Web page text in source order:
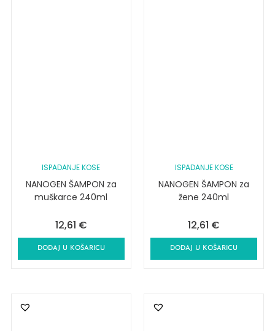
ISPADANJE KOSE
NANOGEN ŠAMPON za
muškarce 240ml
12,61 €
DODAJ U KOŠARICU
ISPADANJE KOSE
NANOGEN ŠAMPON za
žene 240ml
12,61 €
DODAJ U KOŠARICU